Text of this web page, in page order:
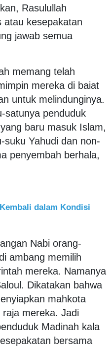
Rasulullah
atau kesepakatan
jawab semua
memang telah
mereka di baiat
untuk melindunginya.
satunya penduduk
baru masuk Islam,
suku Yahudi dan non-
penyembah berhala,
dalam Kondisi
Nabi orang-
ambang memilih
mereka. Namanya
Dikatakan bahwa
mahkota
mereka. Jadi
Madinah kala
bersama